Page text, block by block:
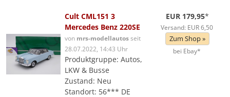
Cult CML151 3
Mercedes Benz 220SE
von mrs-modellautosseit
28.07.2022, 14:43 Uhr
Produktgruppe: Autos,
LKW & Busse
Zustand: Neu
Standort: 56*** DE
EUR 179,95*
Versand: EUR 6,50
Zum Shop »
bei Ebay*